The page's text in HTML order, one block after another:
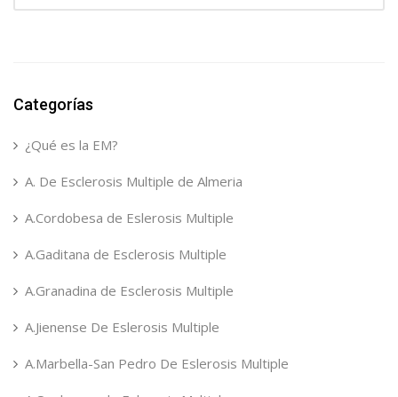
Categorías
¿Qué es la EM?
A. De Esclerosis Multiple de Almeria
A.Cordobesa de Eslerosis Multiple
A.Gaditana de Esclerosis Multiple
A.Granadina de Esclerosis Multiple
A.Jienense De Eslerosis Multiple
A.Marbella-San Pedro De Eslerosis Multiple